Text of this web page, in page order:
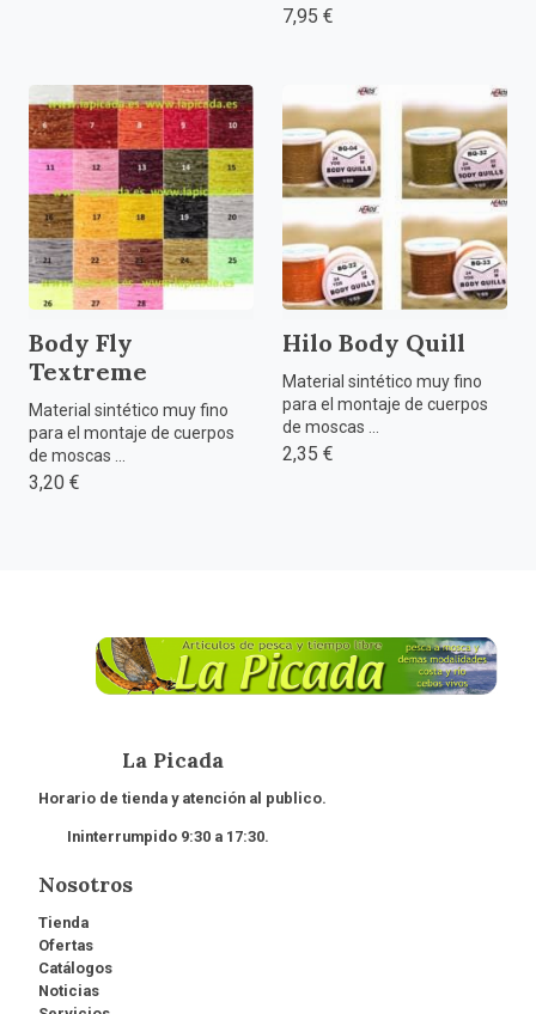
7,95 €
Body Fly
Textreme
Material sintético muy fino
para el montaje de cuerpos
de moscas ...
3,20 €
Hilo Body Quill
Material sintético muy fino
para el montaje de cuerpos
de moscas ...
2,35 €
La Picada
Horario de tienda y atención al publico.
Ininterrumpido 9:30 a 17:30.
Nosotros
Tienda
Ofertas
Catálogos
Noticias